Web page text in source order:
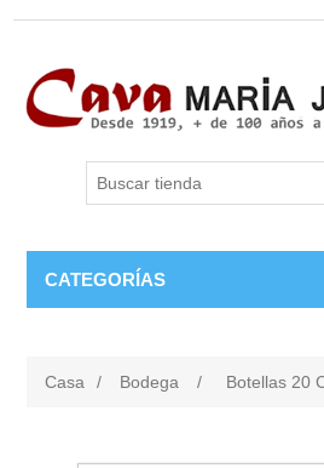
CATEGORÍAS
Casa / Bodega / Botellas 20